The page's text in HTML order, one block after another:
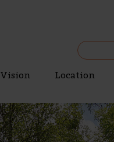
Vision Location